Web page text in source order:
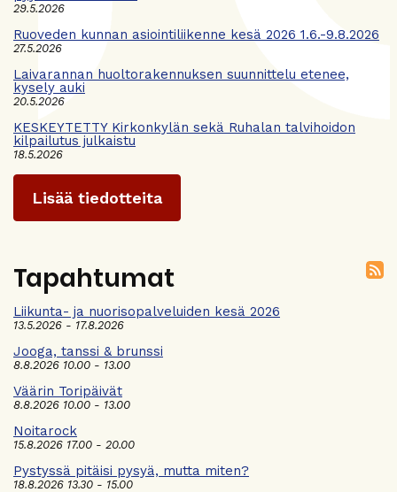
29.5.2026
Ruoveden kunnan asiointiliikenne kesä 2026 1.6.-9.8.2026
27.5.2026
Laivarannan huoltorakennuksen suunnittelu etenee,
kysely auki
20.5.2026
KESKEYTETTY Kirkonkylän sekä Ruhalan talvihoidon
kilpailutus julkaistu
18.5.2026
Lisää tiedotteita
Tapahtumat
Liikunta- ja nuorisopalveluiden kesä 2026
13.5.2026 - 17.8.2026
Jooga, tanssi & brunssi
8.8.2026 10.00 - 13.00
Väärin Toripäivät
8.8.2026 10.00 - 13.00
Noitarock
15.8.2026 17.00 - 20.00
Pystyssä pitäisi pysyä, mutta miten?
18.8.2026 13.30 - 15.00